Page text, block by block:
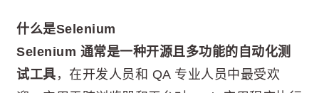
什么是Selenium
Selenium 通常是一种开源且多功能的自动化测
试工具 ，在开发人员和 QA 专业人员中最受欢